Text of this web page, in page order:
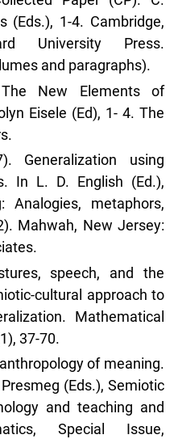
(Eds.), 1-4. Cambridge,
University Press.
and paragraphs).
New Elements of
Eisele (Ed), 1- 4. The
Generalization using
In L. D. English (Ed.),
Analogies, metaphors,
Mahwah, New Jersey:
speech, and the
cultural approach to
Mathematical
37-70.
of meaning.
(Eds.), Semiotic
and teaching and
Special Issue,